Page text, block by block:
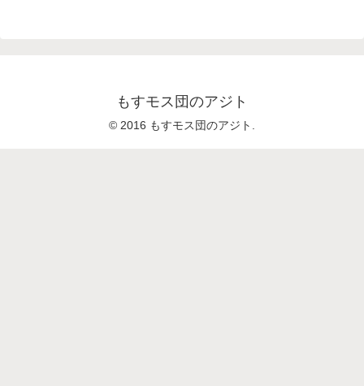
もすモス団のアジト
© 2016 もすモス団のアジト.